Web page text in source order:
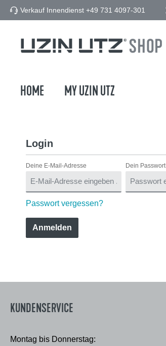
Zur Hauptnavigation springen
Verkauf Innendienst +49 731 4097-301
HOME MY UZIN UTZ
Login
Deine E-Mail-Adresse Dein Passwort
Passwort vergessen?
Anmelden
KUNDENSERVICE
Montag bis Donnerstag: